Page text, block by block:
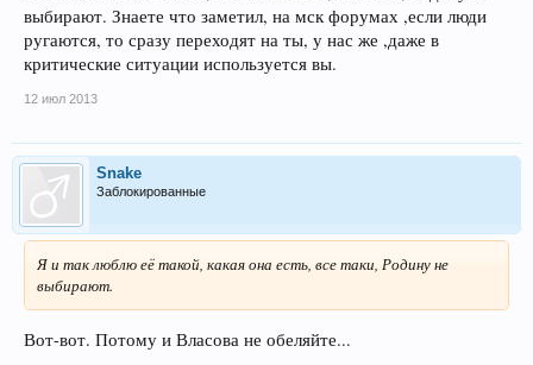
выбирают. Знаете что заметил, на мск форумах ,если люди
ругаются, то сразу переходят на ты, у нас же ,даже в
критические ситуации используется вы.
12 июл 2013
Snake
Заблокированные
Я и так люблю её такой, какая она есть, все таки, Родину не
выбирают.
Вот-вот. Потому и Власова не обеляйте...